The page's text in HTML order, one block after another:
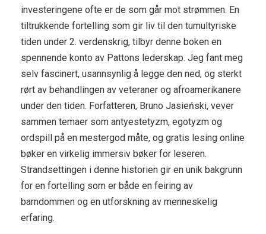
investeringene ofte er de som går mot strømmen. En
tiltrukkende fortelling som gir liv til den tumultyriske
tiden under 2. verdenskrig, tilbyr denne boken en
spennende konto av Pattons lederskap. Jeg fant meg
selv fascinert, usannsynlig å legge den ned, og sterkt
rørt av behandlingen av veteraner og afroamerikanere
under den tiden. Forfatteren, Bruno Jasieński, vever
sammen temaer som antyestetyzm, egotyzm og
ordspill på en mestergod måte, og gratis lesing online
bøker en virkelig immersiv bøker for leseren.
Strandsettingen i denne historien gir en unik bakgrunn
for en fortelling som er både en feiring av
barndommen og en utforskning av menneskelig
erfaring.